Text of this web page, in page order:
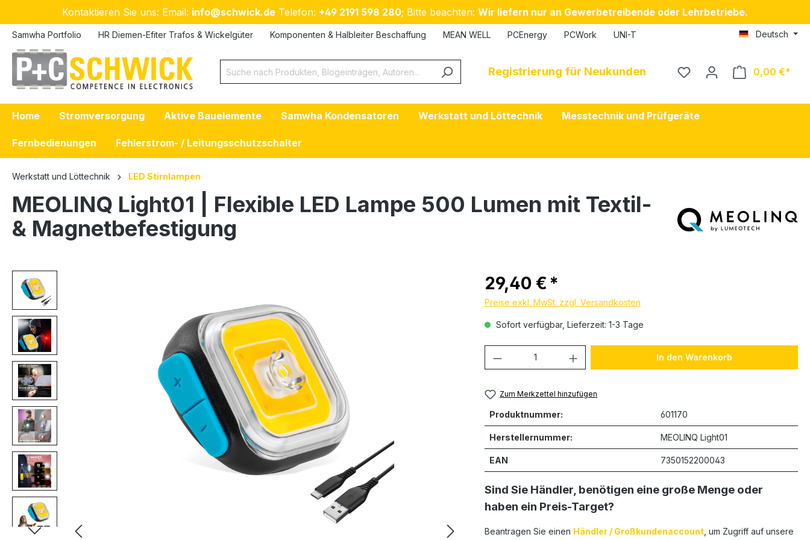
Hauptinhalt springen
Zur Suche springen
Zur Hauptnavigation springen
Kontaktieren Sie uns: Email: info@schwick.de Telefon: +49 2191 598 280; Bitte beachten: Wir liefern nur an Gewerbetreibende oder Lehrbetriebe.
Samwha Portfolio HR Diemen-Efiter Trafos & Wickelgüter Komponenten & Halbleiter Beschaffung MEAN WELL PCEnergy PCWork UNI-T Deutsch
Registrierung für Neukunden 0,00 €
Home Stromversorgung Aktive Bauelemente Samwha Kondensatoren Werkstatt und Löttechnik Messtechnik und Prüfgeräte
Fernbedienungen Fehlerstrom- / Leitungsschutzschalter
Werkstatt und Löttechnik LED Stirnlampen
MEOLINQ Light01 | Flexible LED Lampe 500 Lumen mit Textil-
& Magnetbefestigung
Bildergalerie überspringen Regulärer Preis:
29,40 €
Preise exkl. MwSt. zzgl. Versandkosten
Sofort verfügbar, Lieferzeit: 1-3 Tage
Produkt Anzahl: Gib den gewünschten Wert
In den Warenkorb
Zum Merkzettel hinzufügen
Produktnummer: 601170
Herstellernummer: MEOLINQ Light01
EAN 7350152200043
Sind Sie Händler, benötigen eine große Menge oder
haben ein Preis-Target?
Beantragen Sie einen Händler / Großkundenaccount , um Zugriff auf unsere